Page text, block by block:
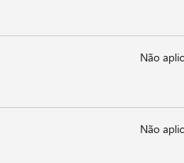
Não
Não